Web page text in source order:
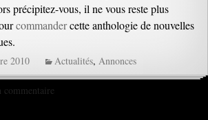
précipitez-vous, il ne vous reste plus
commandercette anthologie de nouvelles
2010 Actualités,Annonces
commentaire